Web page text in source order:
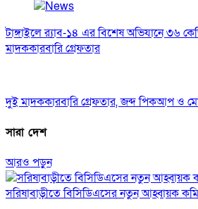
সারা দেশ
আরও পড়ুন
সরিষাবাড়ীতে বিসিডিএসের নতুন আহ্বায়ক